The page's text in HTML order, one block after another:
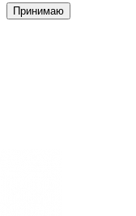
Принимаю